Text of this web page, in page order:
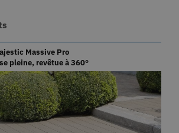
Massive Pro
pleine, revêtue à 360°